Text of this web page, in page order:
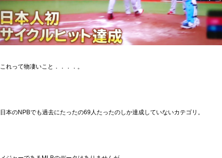
これって物凄いこと．．．．。
日本のNPBでも過去にたったの69人たったのしか達成していないカテゴリ。